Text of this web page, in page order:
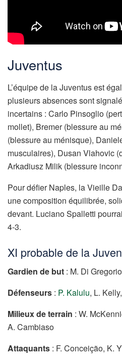
Juventus
L’équipe de la Juventus est
plusieurs absences sont
incertains : Carlo Pinsoglio
mollet), Bremer (blessure au
(blessure au ménisque),
musculaires), Dusan Vlahovic
Arkadiusz Milik (blessure
Pour défier Naples, la Vieille
une composition équilibrée,
devant. Luciano Spalletti
4-3.
XI probable de la
Gardien de but : M. Di Gregorio
Défenseurs : P. Kalulu, L.
Milieux de terrain : W.
A. Cambiaso
Attaquants : F. Conceição, K.